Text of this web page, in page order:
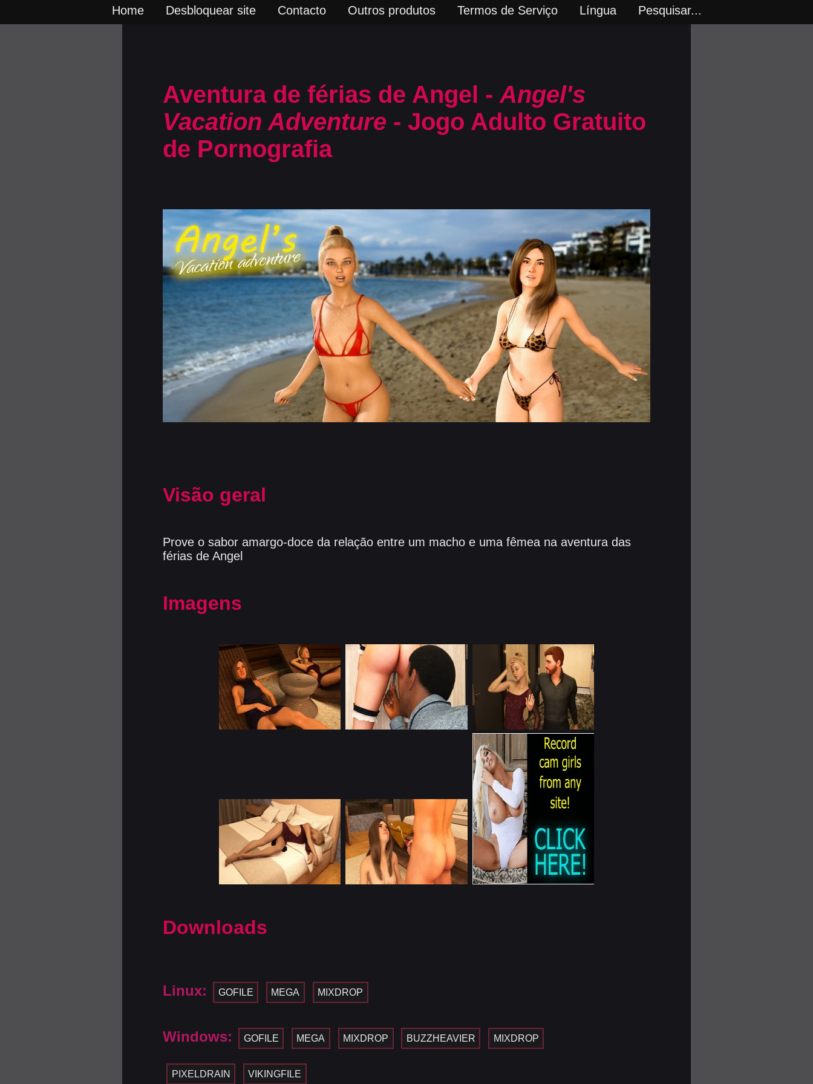
Home Desbloquear site Contacto Outros produtos Termos de Serviço Língua Pesquisar...
Aventura de férias de Angel - Angel's
Vacation Adventure - Jogo Adulto Gratuito
de Pornografia
Visão geral
Prove o sabor amargo-doce da relação entre um macho e uma fêmea na aventura das
férias de Angel
Imagens
Downloads
Linux: GOFILE MEGA MIXDROP
Windows: GOFILE MEGA MIXDROP BUZZHEAVIER MIXDROP
PIXELDRAIN VIKINGFILE